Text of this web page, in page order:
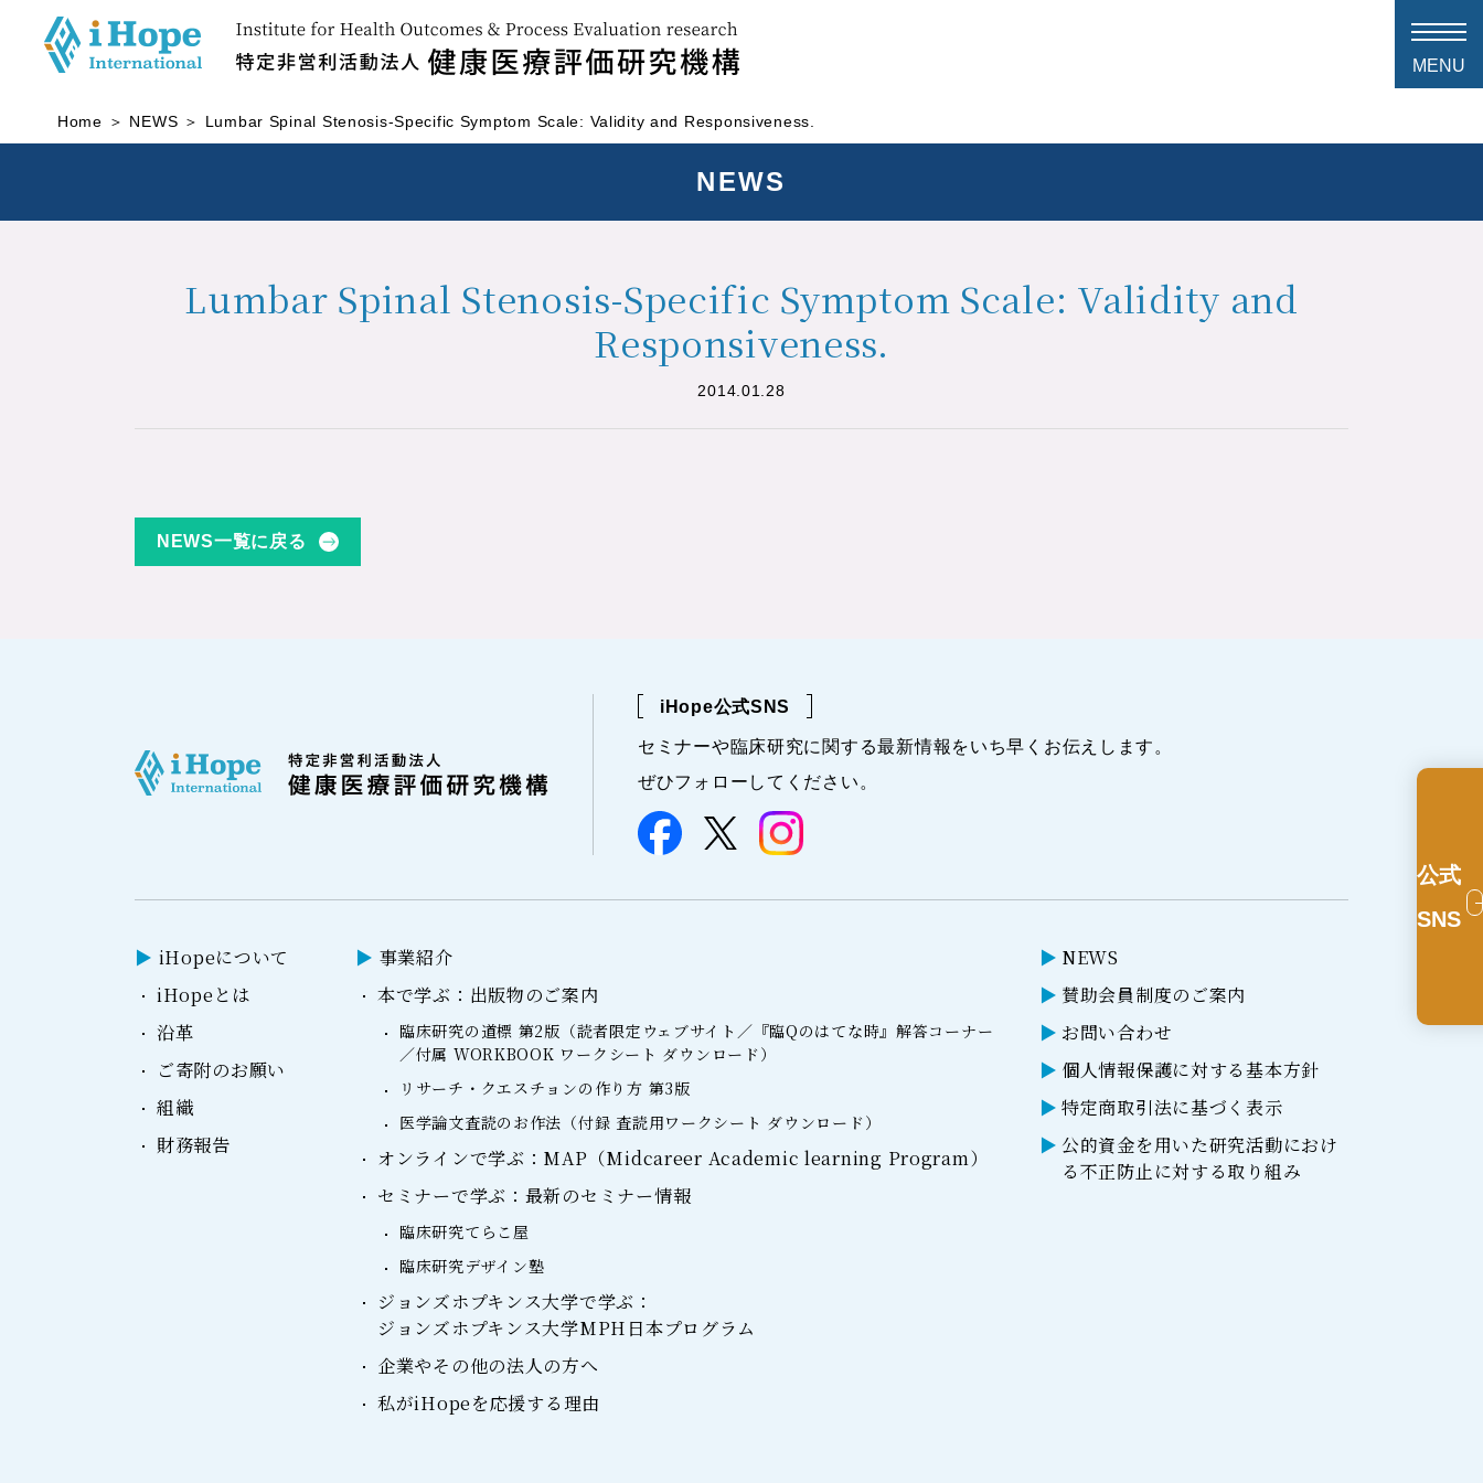
Home NEWS Lumbar Spinal Stenosis-Specific Symptom Scale: Validity and Responsiveness.
NEWS
Lumbar Spinal Stenosis-Specific Symptom Scale: Validity and
Responsiveness.
2014.01.28
NEWS一覧に戻る
iHope公式SNS
セミナーや臨床研究に関する最新情報をいち早くお伝えします。
ぜひフォローしてください。
iHopeについて
iHopeとは
沿革
ご寄附のお願い
組織
財務報告
事業紹介
本で学ぶ：出版物のご案内
臨床研究の道標 第2版（読者限定ウェブサイト／『臨Qのはてな時』解答コーナー
／付属 WORKBOOK ワークシート ダウンロード）
リサーチ・クエスチョンの作り方 第3版
医学論文査読のお作法（付録 査読用ワークシート ダウンロード）
オンラインで学ぶ：MAP（Midcareer Academic learning Program）
セミナーで学ぶ：最新のセミナー情報
臨床研究てらこ屋
臨床研究デザイン塾
ジョンズホプキンス大学で学ぶ：
ジョンズホプキンス大学MPH日本プログラム
企業やその他の法人の方へ
私がiHopeを応援する理由
NEWS
賛助会員制度のご案内
お問い合わせ
個人情報保護に対する基本方針
特定商取引法に基づく表示
公的資金を用いた研究活動におけ
る不正防止に対する取り組み
公式
SNS